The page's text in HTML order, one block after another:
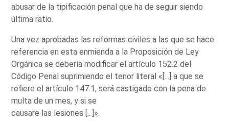
abusar de la tipificación penal que ha de seguir siendo
última ratio.
Una vez aprobadas las reformas civiles a las que se hace
referencia en esta enmienda a la Proposición de Ley
Orgánica se debería modificar el artículo 152.2 del
Código Penal suprimiendo el tenor literal «[...] a que se
refiere el artículo 147.1, será castigado con la pena de
multa de un mes, y si se
causare las lesiones [...]».